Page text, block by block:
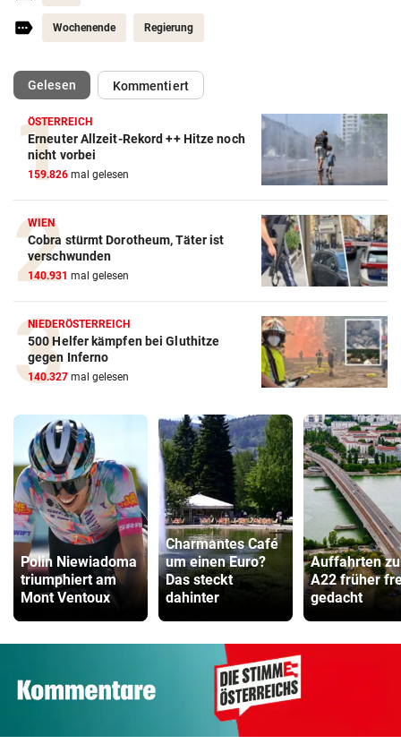
Wochenende Regierung
Gelesen(ausgewählt)Kommentiert
ÖSTERREICH
Erneuter Allzeit-Rekord ++ Hitze noch
nicht vorbei
159.826 mal gelesen
WIEN
Cobra stürmt Dorotheum, Täter ist
verschwunden
140.931 mal gelesen
NIEDERÖSTERREICH
500 Helfer kämpfen bei Gluthitze
gegen Inferno
140.327 mal gelesen
Polin Niewiadoma
triumphiert am
Mont Ventoux
Charmantes Café
um einen Euro?
Das steckt
dahinter
Auffahrten
A22 früher
gedacht